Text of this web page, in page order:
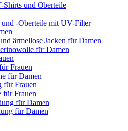
Shirts und Oberteile
und -Oberteile mit UV-Filter
ärmellose Jacken für Damen
für Damen
Frauen
für Damen
für Frauen
für Frauen
für Damen
für Damen